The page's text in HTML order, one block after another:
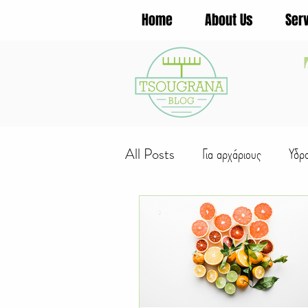
Home About Us
All Posts Για αρχάριους
Μυστικά κηπουρικής Φυτά
Λαχανικά